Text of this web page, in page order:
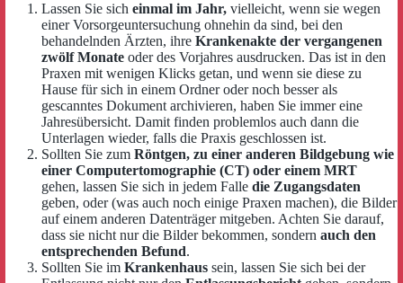
Lassen Sie sich einmal im Jahr, vielleicht, wenn sie wegen
einer Vorsorgeuntersuchung ohnehin da sind, bei den
behandelnden Ärzten, ihre Krankenakte der vergangenen
zwölf Monate oder des Vorjahres ausdrucken. Das ist in den
Praxen mit wenigen Klicks getan, und wenn sie diese zu
Hause für sich in einem Ordner oder noch besser als
gescanntes Dokument archivieren, haben Sie immer eine
Jahresübersicht. Damit finden problemlos auch dann die
Unterlagen wieder, falls die Praxis geschlossen ist.
Sollten Sie zum Röntgen, zu einer anderen Bildgebung wie
einer Computertomographie (CT) oder einem MRT
gehen, lassen Sie sich in jedem Falle die Zugangsdaten
geben, oder (was auch noch einige Praxen machen), die Bilder
auf einem anderen Datenträger mitgeben. Achten Sie darauf,
dass sie nicht nur die Bilder bekommen, sondern auch den
entsprechenden Befund.
Sollten Sie im Krankenhaus sein, lassen Sie sich bei der